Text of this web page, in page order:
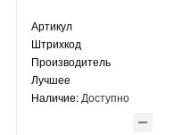
Артикул
Штрихкод
Производитель
Лучшее
Наличие: Доступно